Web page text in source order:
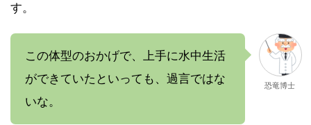
す。
この体型のおかげで、上手に水中生活
ができていたといっても、過言ではな
いな。
恐竜博士